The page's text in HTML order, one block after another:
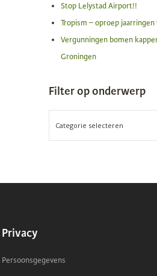
Stop Lelystad Airport!!
Tropism – oproep
Vergunningen bomen
Groningen
Filter op onderwerp
FILTER
ONDERWERP
Privacy
Persoonsgegevens